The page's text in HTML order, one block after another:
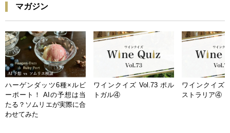
マガジン
ハーゲンダッツ6種×ルビ
ーポート！ AIの予想は当
たる？ソムリエが実際に合
わせてみた
ワインクイズ Vol.73 ポル
トガル④
ワインクイズ
ストラリア④